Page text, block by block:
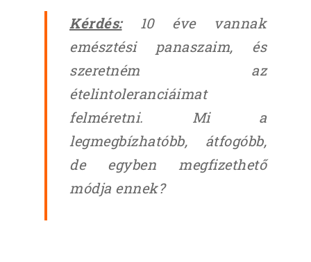
Kérdés:10 éve vannak
emésztési panaszaim, és
szeretném az
ételintoleranciáimat
felméretni. Mi a
legmegbízhatóbb, átfogóbb,
de egyben megfizethető
módja ennek?